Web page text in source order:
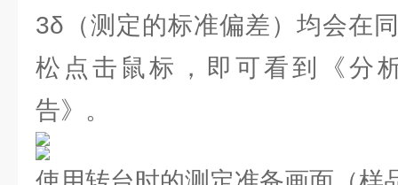
3δ（测定的标准偏差）均会在
松点击鼠标，即可看到《分
告》。